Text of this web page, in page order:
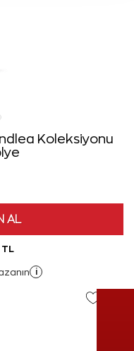
Koleksiyonu
AL
i